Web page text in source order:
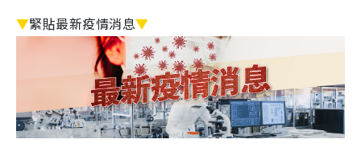
▼緊貼最新疫情消息▼